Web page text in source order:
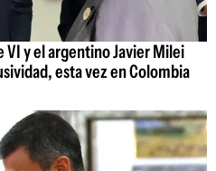
VI y el argentino Javier Milei
esta vez en Colombia